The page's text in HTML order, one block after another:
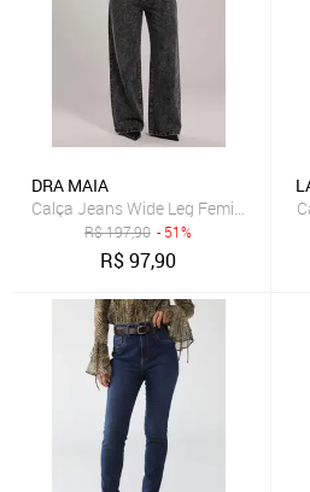
DRA MAIA
Calça Jeans Wide Leg Feminina Dra
R$197,90 - 51%
R$97,90